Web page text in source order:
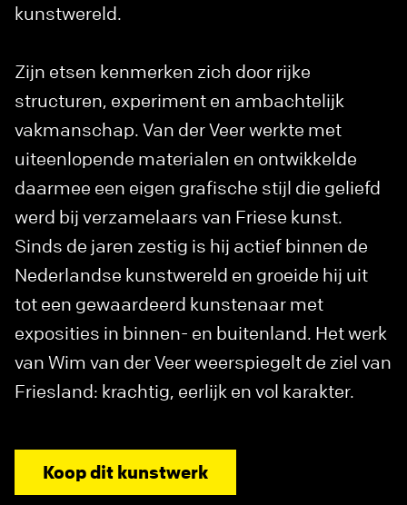
kunstwereld.
Zijn etsen kenmerken zich door rijke
structuren, experiment en ambachtelijk
vakmanschap. Van der Veer werkte met
uiteenlopende materialen en ontwikkelde
daarmee een eigen grafische stijl die geliefd
werd bij verzamelaars van Friese kunst.
Sinds de jaren zestig is hij actief binnen de
Nederlandse kunstwereld en groeide hij uit
tot een gewaardeerd kunstenaar met
exposities in binnen- en buitenland. Het werk
van Wim van der Veer weerspiegelt de ziel van
Friesland: krachtig, eerlijk en vol karakter.
Koop dit kunstwerk